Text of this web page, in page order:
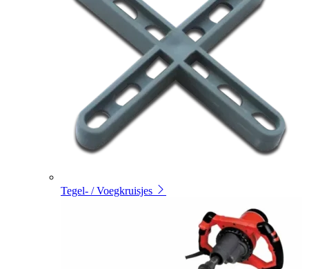
Tegel- / Voegkruisjes